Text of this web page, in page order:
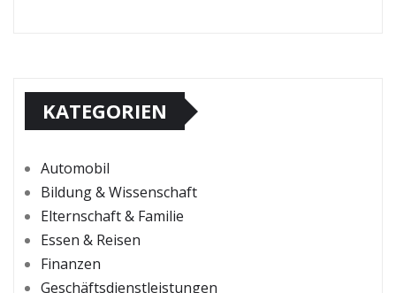
KATEGORIEN
Automobil
Bildung & Wissenschaft
Elternschaft & Familie
Essen & Reisen
Finanzen
Geschäftsdienstleistungen